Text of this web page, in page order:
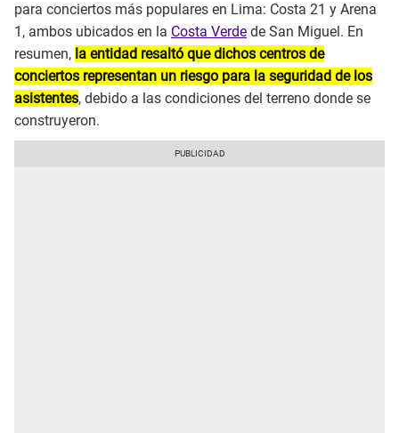
para conciertos más populares en Lima: Costa 21 y Arena
1, ambos ubicados en la Costa Verde de San Miguel. En
resumen, la entidad resaltó que dichos centros de
conciertos representan un riesgo para la seguridad de los
asistentes, debido a las condiciones del terreno donde se
construyeron.